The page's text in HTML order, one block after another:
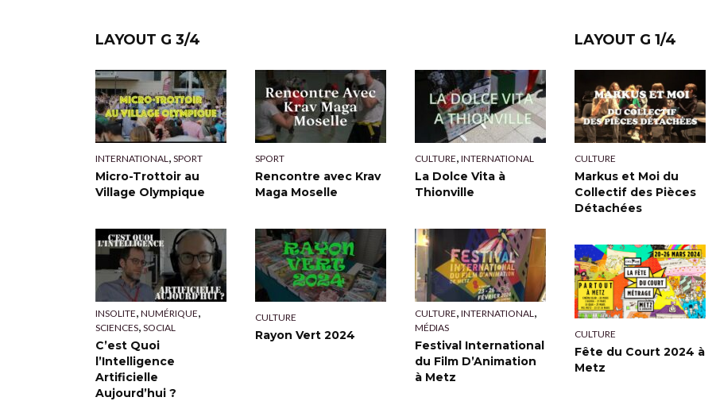
LAYOUT G 3/4
INTERNATIONAL , SPORT
Micro-Trottoir au
Village Olympique
SPORT
Rencontre avec Krav
Maga Moselle
CULTURE, INTERNATIONAL
La Dolce Vita à
Thionville
INSOLITE, NUMÉRIQUE,
SCIENCES, SOCIAL
C’est Quoi
l’Intelligence
Artificielle
Aujourd’hui ?
CULTURE
Rayon Vert 2024
CULTURE, INTERNATIONAL ,
MÉDIAS
Festival International
du Film D’Animation
à Metz
LAYOUT G 1/4
CULTURE
Markus et Moi du
Collectif des Pièces
Détachées
CULTURE
Fête du Court 2024 à
Metz